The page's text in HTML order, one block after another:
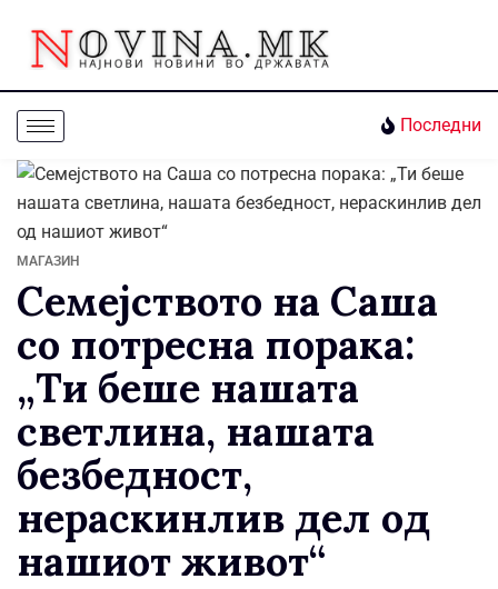
Последни
МАГАЗИН
Семејството на Саша
со потресна порака:
„Ти беше нашата
светлина, нашата
безбедност,
нераскинлив дел од
нашиот живот“